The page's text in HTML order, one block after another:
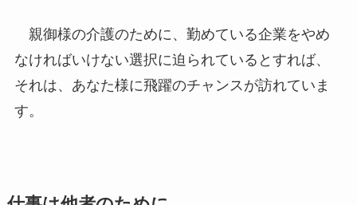
親御様の介護のために、勤めている企業をやめ
なければいけない選択に迫られているとすれば、
それは、あなた様に飛躍のチャンスが訪れていま
す。